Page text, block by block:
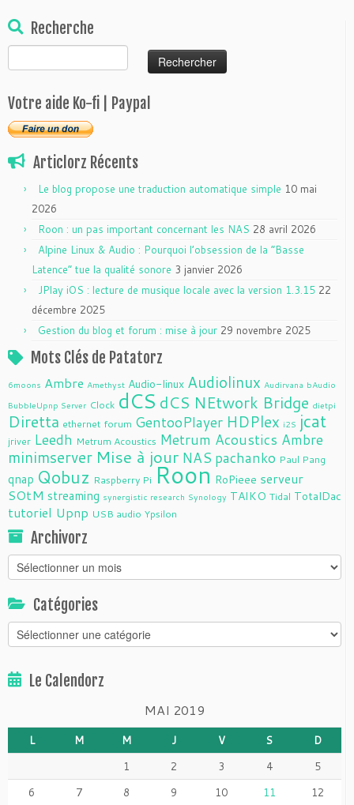
Recherche
Rechercher :
Votre aide Ko-fi | Paypal
Articlorz Récents
Le blog propose une traduction automatique simple 10 mai
2026
Roon : un pas important concernant les NAS 28 avril 2026
Alpine Linux & Audio : Pourquoi l’obsession de la “Basse
Latence” tue la qualité sonore 3 janvier 2026
JPlay iOS : lecture de musique locale avec la version 1.3.15 22
décembre 2025
Gestion du blog et forum : mise à jour 29 novembre 2025
Mots Clés de Patatorz
6moons Ambre Amethyst Audio-linux Audiolinux Audirvana bAudio
BubbleUpnp Server Clock dCS dCS NEtwork Bridge dietpi
Diretta ethernet forum GentooPlayer HDPlex i2S jcat
jriver Leedh Metrum Acoustics Metrum Acoustics Ambre
minimserver Mise à jour NAS pachanko Paul Pang
qnap Qobuz Raspberry Pi Roon RoPieee serveur
SOtM streaming synergistic research Synology TAIKO Tidal TotalDac
tutoriel Upnp USB audio Ypsilon
Archivorz
Archivorz
Catégories
Catégories
Le Calendorz
MAI 2019
L M M J V S
D
1
2 3 4
5
6
7 8 9 10 11 12